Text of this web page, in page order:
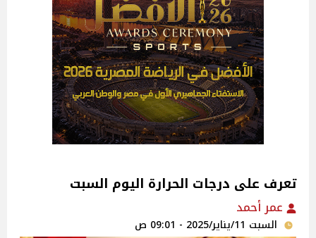
تعرف على درجات الحرارة اليوم السبت
عمر أحمد
السبت 11/يناير/2025 - 09:01 ص